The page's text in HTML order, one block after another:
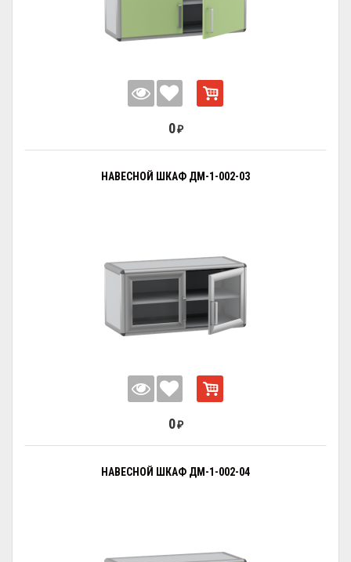
0 ₽
НАВЕСНОЙ ШКАФ ДМ-1-002-03
0 ₽
НАВЕСНОЙ ШКАФ ДМ-1-002-04